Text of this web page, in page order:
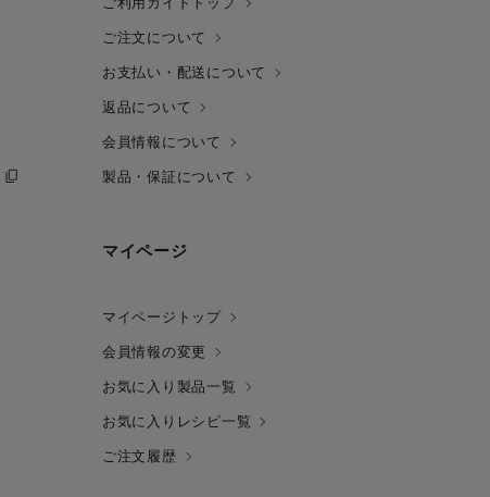
ご注文について
お支払い・配送について
返品について
会員情報について
製品・保証について
マイページ
マイページトップ
会員情報の変更
お気に入り製品一覧
お気に入りレシピ一覧
ご注文履歴